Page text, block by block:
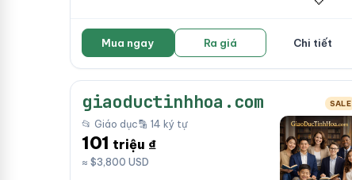
Mua ngay Ra giá Chi tiết
giaoductinhhoa.com SALE
📂 Giáo dục🔡 14 ký tự
101 triệu ₫
≈ $3,800 USD